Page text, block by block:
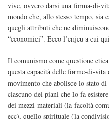
vive, ovvero darsi una forma-di-
mondo che, allo stesso tempo, sia
quegli attributi che ne
“economici”. Ecco l’enjeu a cui
Il comunismo come questione
questa capacità delle forme-di-
movimento che abolisce lo stato di
ciascuno dei piani che lo fa
dei mezzi materiali (la facoltà
ecc), quello spirituale (la